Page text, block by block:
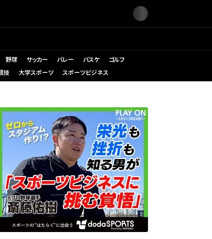
野球 サッカー バレー バスケ
ゴルフ
技 大学スポーツ スポーツビジネス